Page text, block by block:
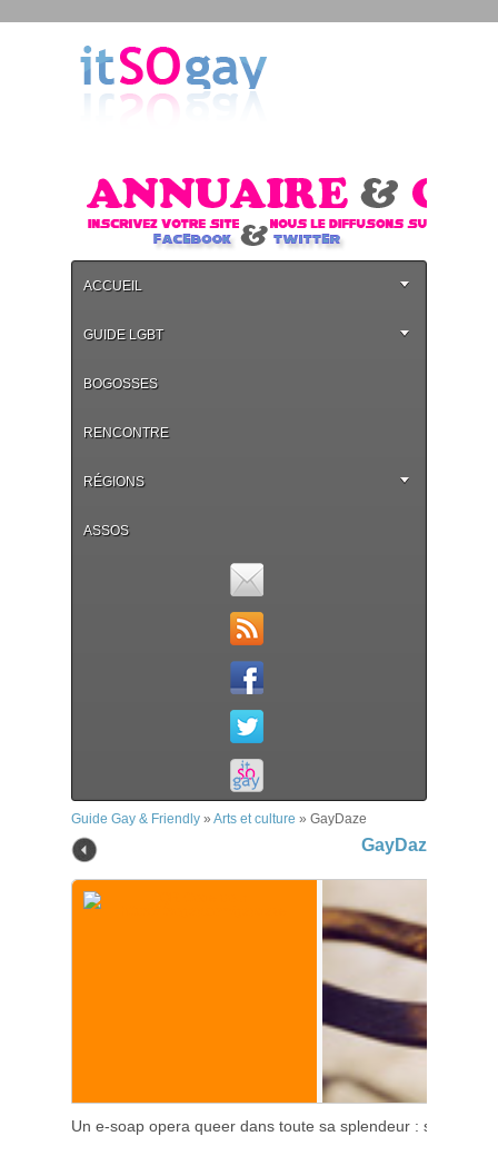
ACCUEIL
GUIDE LGBT
BOGOSSES
RENCONTRE
RÉGIONS
ASSOS
Guide Gay & Friendly » Arts et culture » GayDaze
GayDaze
Un e-soap opera queer dans toute sa splendeur : sexe,